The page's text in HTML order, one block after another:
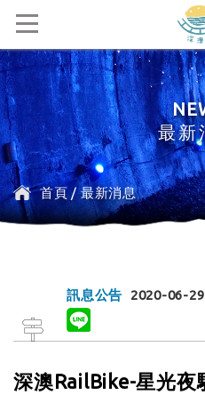
最新
首頁/最新消息
訊息公告 2020-06-29
深澳RailBike-星光夜